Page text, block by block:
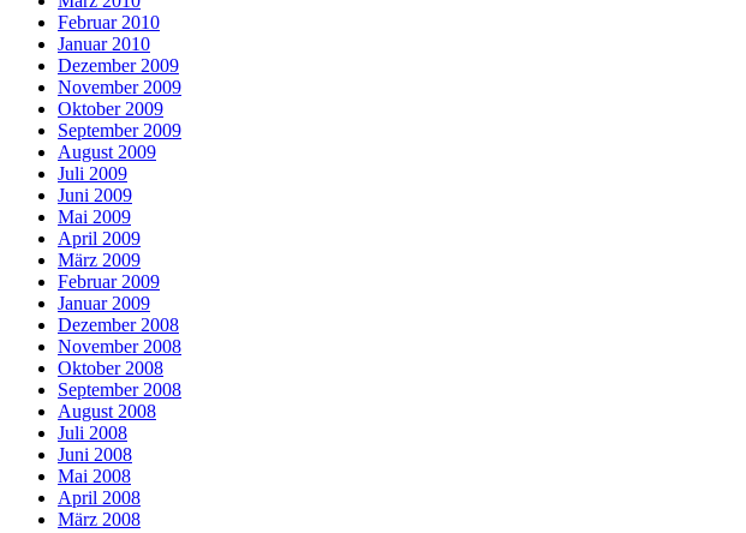
Februar 2010
Januar 2010
Dezember 2009
November 2009
Oktober 2009
September 2009
August 2009
Juli 2009
Juni 2009
Mai 2009
April 2009
März 2009
Februar 2009
Januar 2009
Dezember 2008
November 2008
Oktober 2008
September 2008
August 2008
Juli 2008
Juni 2008
Mai 2008
April 2008
März 2008